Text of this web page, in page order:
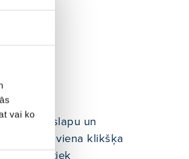
vai ko
uz mājaslapu un
lai no viena klikšķa
vēlāk tiek